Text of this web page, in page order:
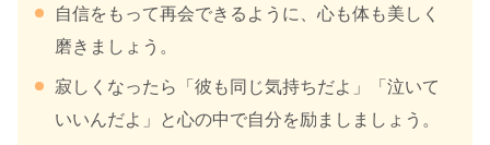
自信をもって再会できるように、心も体も美しく
磨きましょう。
寂しくなったら「彼も同じ気持ちだよ」「泣いて
いいんだよ」と心の中で自分を励ましましょう。